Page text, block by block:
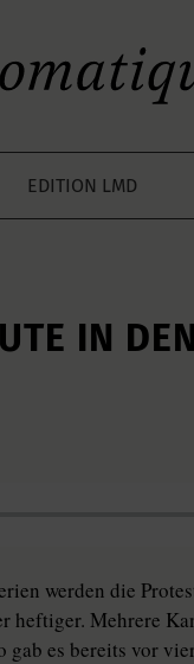
EDITION LMD
IN
werden die
heftiger. Mehrere
es bereits vor